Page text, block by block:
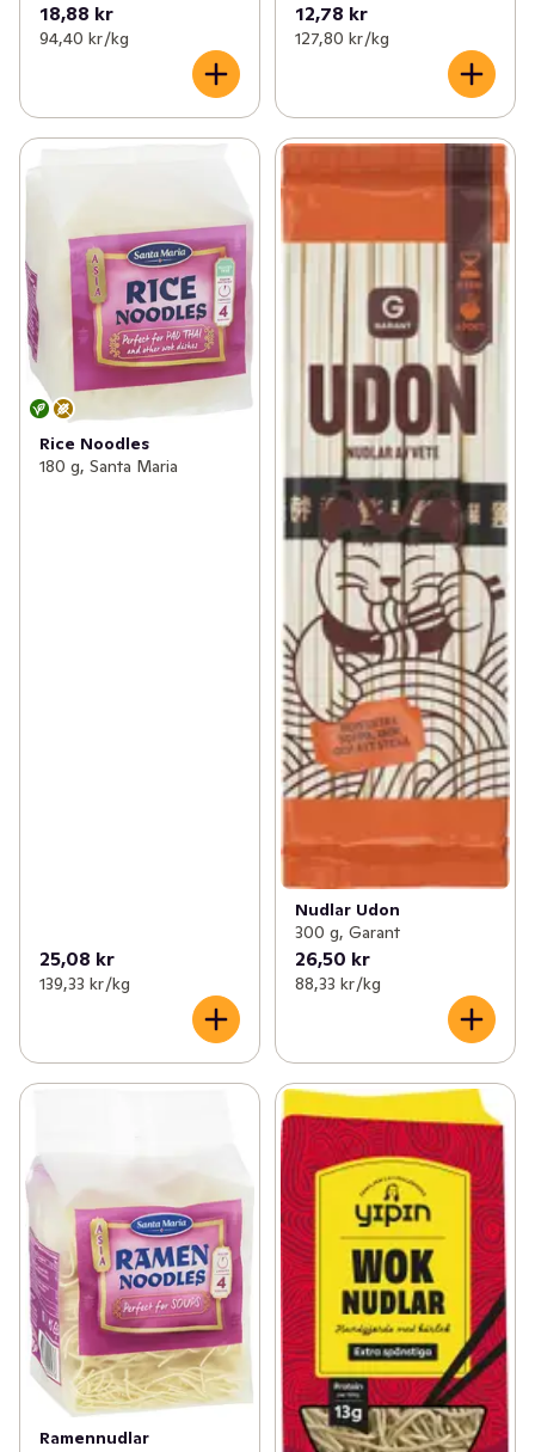
18,88 kr
94,40 kr /kg
12,78 kr
127,80 kr /kg
Rice Noodles
180 g, Santa Maria
25,08 kr
139,33 kr /kg
Nudlar Udon
300 g, Garant
26,50 kr
88,33 kr /kg
Ramennudlar